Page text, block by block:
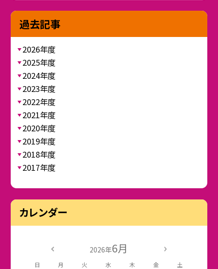
過去記事
2026年度
2025年度
2024年度
2023年度
2022年度
2021年度
2020年度
2019年度
2018年度
2017年度
カレンダー
2026年6月
日 月 火 水 木 金 土